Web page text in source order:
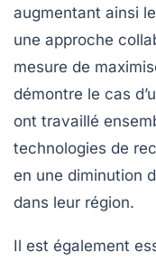
augmentant ainsi
une approche
mesure de
démontre le cas
ont travaillé
technologies de
en une diminution
dans leur région.
Il est également